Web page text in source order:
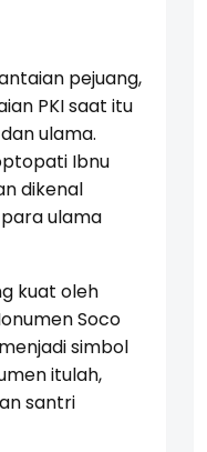
pejuang,
PKI saat itu
ulama.
Ibnu
dikenal
ulama
kuat oleh
Soco
simbol
itulah,
santri